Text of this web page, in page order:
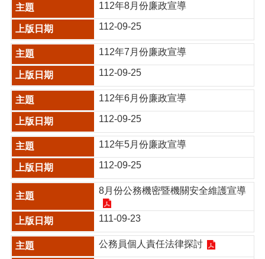
112年8月份廉政宣導
112-09-25
112年7月份廉政宣導
112-09-25
112年6月份廉政宣導
112-09-25
112年5月份廉政宣導
112-09-25
8月份公務機密暨機關安全維護宣導
111-09-23
公務員個人責任法律探討